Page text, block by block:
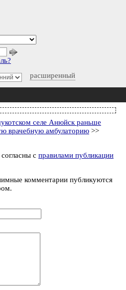
расширенный
селе Анюйск раньше
врачебную амбулаторию >>
с правилами публикации
комментарии публикуются